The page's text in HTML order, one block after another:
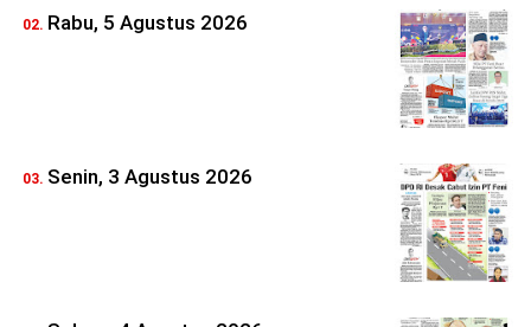
Rabu, 5 Agustus 2026
Senin, 3 Agustus 2026